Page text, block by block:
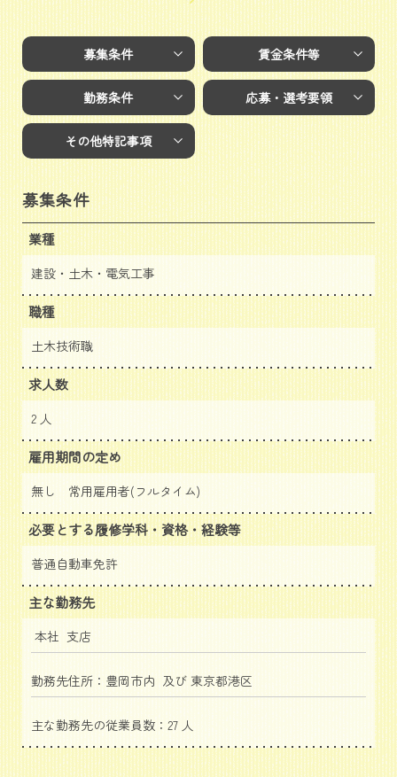
募集条件 賃金条件等
勤務条件 応募・選考要領
その他特記事項
募集条件
業種
建設・土木・電気工事
職種
土木技術職
求人数
2 人
雇用期間の定め
無し 常用雇用者(フルタイム)
必要とする履修学科・資格・経験等
普通自動車免許
主な勤務先
本社 支店
勤務先住所：豊岡市内 及び 東京都港区
主な勤務先の従業員数：27 人